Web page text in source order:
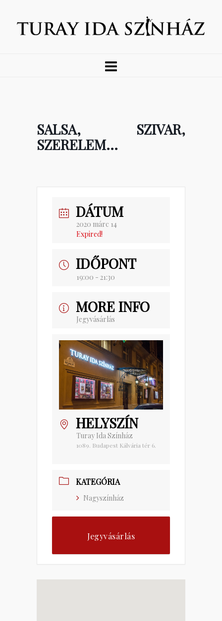
SALSA, SZIVAR,
SZERELEM…
DÁTUM
2020 márc 14
Expired!
IDŐPONT
19:00 - 21:30
MORE INFO
Jegyvásárlás
HELYSZÍN
Turay Ida Színház
1089. Budapest Kálvária tér 6.
KATEGÓRIA
Nagyszínház
Jegyvásárlás